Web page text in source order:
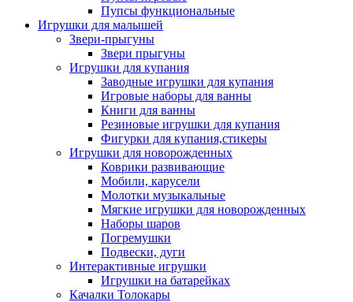
Пупсы функциональные
Игрушки для малышей
Звери-прыгуны
Звери прыгуны
Игрушки для купания
Заводные игрушки для купания
Игровые наборы для ванны
Книги для ванны
Резиновые игрушки для купания
Фигурки для купания,стикеры
Игрушки для новорожденных
Коврики развивающие
Мобили, карусели
Молотки музыкальные
Мягкие игрушки для новорожденных
Наборы шаров
Погремушки
Подвески, дуги
Интерактивные игрушки
Игрушки на батарейках
Качалки Толокары